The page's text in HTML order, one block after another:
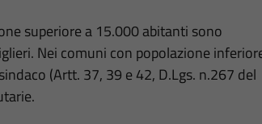
superiore a 15.000 abitanti sono
Nei comuni con popolazione
(Artt. 37, 39 e 42, D.Lgs. n.267 del